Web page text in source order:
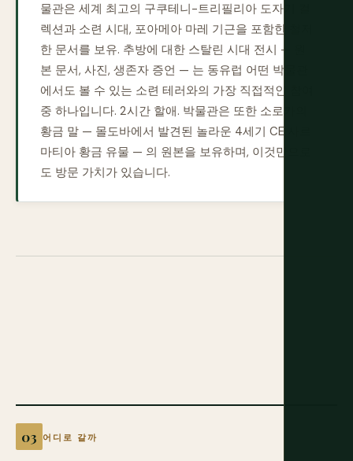
물관은 세계 최고의 구쿠테니-트리필리아 도자기 컬
렉션과 소련 시대, 포아메아 마레 기근을 포함한 철저
한 문서를 보유. 추방에 대한 스탈린 시대 전시 — 원
본 문서, 사진, 생존자 증언 — 는 동유럽 어떤 박물관
에서도 볼 수 있는 소련 테러와의 가장 직접적인 참여
중 하나입니다. 2시간 할애. 박물관은 또한 소로카의
황금 말 — 몰도바에서 발견된 놀라운 4세기 CE 사르
마티아 황금 유물 — 의 원본을 보유하며, 이것만으로
도 방문 가치가 있습니다.
어디로 갈까